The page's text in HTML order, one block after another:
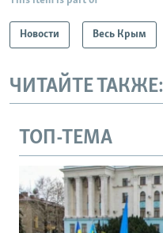
Новости Весь Крым
ЧИТАЙТЕ ТАКЖЕ:
ТОП-ТЕМА